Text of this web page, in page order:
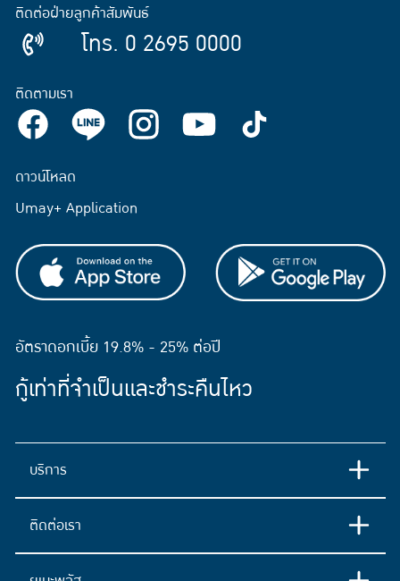
ติดต่อฝ่ายลูกค้าสัมพันธ์
โทร. 0 2695 0000
ติดตามเรา
ดาวน์โหลด
Umay+ Application
อัตราดอกเบี้ย 19.8% - 25% ต่อปี
กู้เท่าที่จำเป็นและชำระคืนไหว
บริการ
ติดต่อเรา